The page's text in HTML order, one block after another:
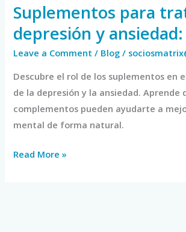
Suplementos para
depresión y
Leave a Comment / Blog /
Descubre el rol de los suplementos en
de la depresión y la ansiedad. Aprende
complementos pueden ayudarte a
mental de forma natural.
Read More »